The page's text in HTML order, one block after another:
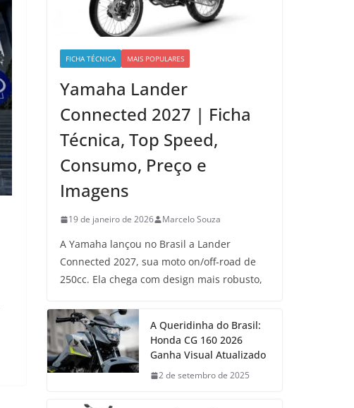
FICHA TÉCNICA MAIS POPULARES
Yamaha Lander
Connected 2027 | Ficha
Técnica, Top Speed,
Consumo, Preço e
Imagens
19 de janeiro de 2026 Marcelo Souza
A Yamaha lançou no Brasil a Lander
Connected 2027, sua moto on/off-road de
250cc. Ela chega com design mais robusto,
A Queridinha do Brasil:
Honda CG 160 2026
Ganha Visual Atualizado
2 de setembro de 2025